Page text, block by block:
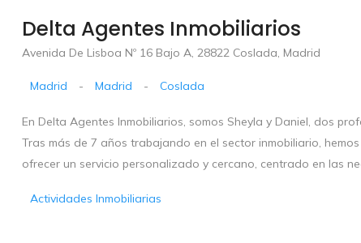
Delta Agentes Inmobiliarios
Avenida De Lisboa Nº 16 Bajo A, 28822 Coslada, Madrid
Madrid - Madrid - Coslada
En Delta Agentes Inmobiliarios, somos Sheyla y Daniel, dos
Tras más de 7 años trabajando en el sector inmobiliario,
ofrecer un servicio personalizado y cercano, centrado en las
Actividades Inmobiliarias